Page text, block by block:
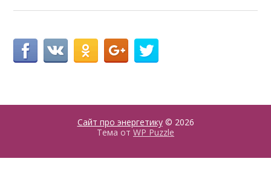
Сайт про энергетику© 2026
Тема от WP Puzzle